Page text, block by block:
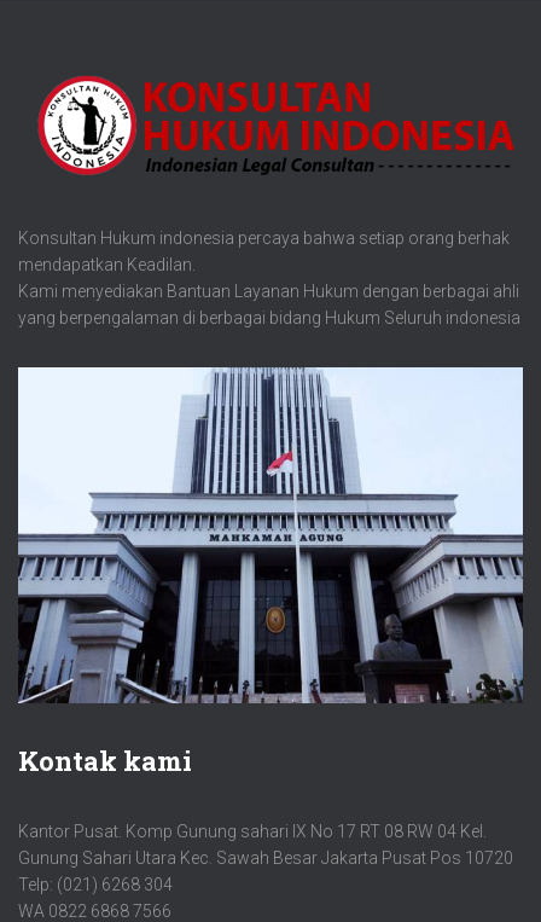
Konsultan Hukum indonesia percaya bahwa setiap orang berhak
mendapatkan Keadilan.
Kami menyediakan Bantuan Layanan Hukum dengan berbagai ahli
yang berpengalaman di berbagai bidang Hukum Seluruh indonesia
Kontak kami
Kantor Pusat. Komp Gunung sahari IX No 17 RT 08 RW 04 Kel.
Gunung Sahari Utara Kec. Sawah Besar Jakarta Pusat Pos 10720
Telp: (021) 6268 304
WA 0822 6868 7566